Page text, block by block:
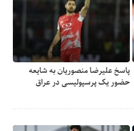
پاسخ علیرضا منصوریان به شایعه
حضور یک پرسپولیسی در عراق